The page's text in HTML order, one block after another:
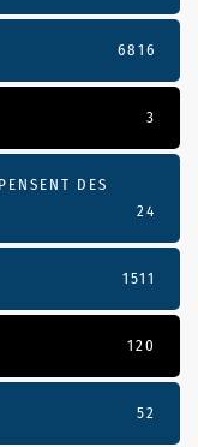
6816
3
DES
24
1511
120
52